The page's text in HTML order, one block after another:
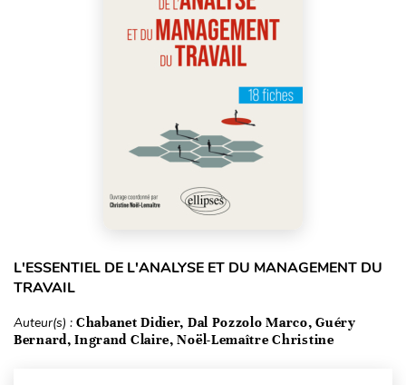
L'ESSENTIEL DE L'ANALYSE ET DU MANAGEMENT DU
TRAVAIL
Auteur(s) : Chabanet Didier, Dal Pozzolo Marco, Guéry
Bernard, Ingrand Claire, Noël-Lemaître Christine